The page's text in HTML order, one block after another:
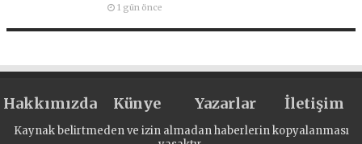
1 gün önce
Hakkımızda Künye Yazarlar İletişim
Kaynak belirtmeden ve izin almadan haberlerin kopyalanması